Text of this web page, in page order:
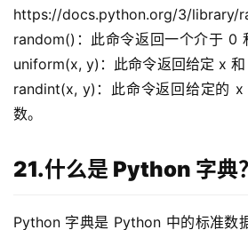
https://docs.python.org/3/library/
random()：此命令返回一个介于 0
uniform(x, y)：此命令返回给定 x
randint(x, y)：此命令返回给定的
数。
21.什么是 Python 字典？
Python 字典是 Python 中的标准数